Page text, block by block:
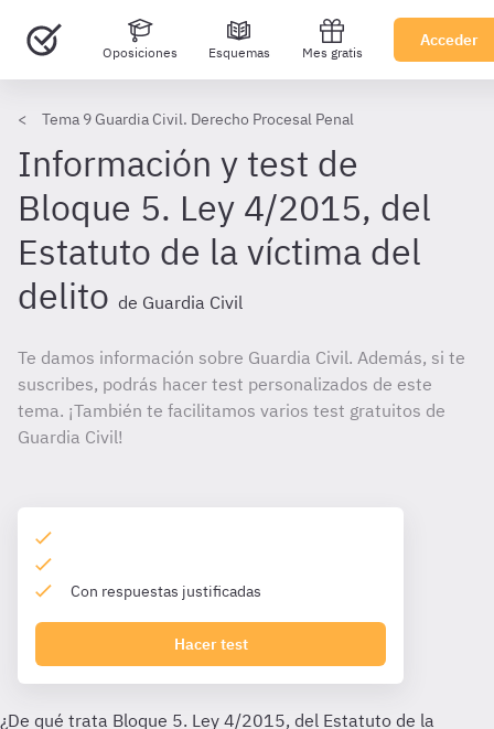
Oposiciones Esquemas Mes gratis
Acceder
Tema 9 Guardia Civil. Derecho Procesal Penal
Información y test de
Bloque 5. Ley 4/2015, del
Estatuto de la víctima del
delito de Guardia Civil
Te damos información sobre Guardia Civil. Además, si te
suscribes, podrás hacer test personalizados de este
tema. ¡También te facilitamos varios test gratuitos de
Guardia Civil!
Con respuestas justificadas
Hacer test